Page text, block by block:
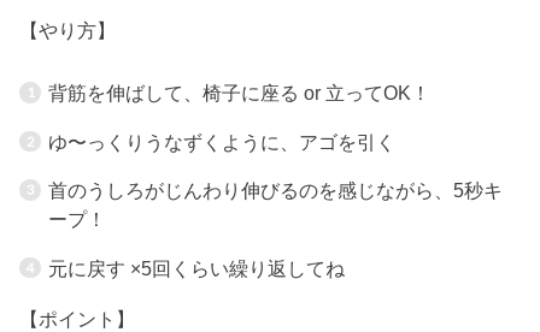
【やり方】
背筋を伸ばして、椅子に座る or 立ってOK！
ゆ〜っくりうなずくように、アゴを引く
首のうしろがじんわり伸びるのを感じながら、5秒キ
ープ！
元に戻す ×5回くらい繰り返してね
【ポイント】